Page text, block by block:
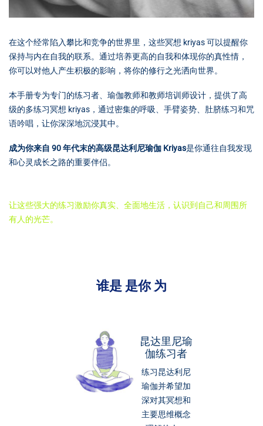
在这个经常陷入攀比和竞争的世界里，这些冥想 kriyas 可以提醒你
保持与内在自我的联系。通过培养更高的自我和体现你的真性情，
你可以对他人产生积极的影响，将你的修行之光洒向世界。
本手册专为专门的练习者、瑜伽教师和教师培训师设计，提供了高
级的多练习冥想 kriyas，通过密集的呼吸、手臂姿势、肚脐练习和咒
语吟唱，让你深深地沉浸其中。
成为你来自 90 年代末的高级昆达利尼瑜伽 Kriyas是你通往自我发现
和心灵成长之路的重要伴侣。
让这些强大的练习激励你真实、全面地生活，认识到自己和周围所
有人的光芒。
谁是 是你为
昆达里尼瑜
伽练习者
练习昆达利尼
瑜伽并希望加
深对其冥想和
主要思维概念